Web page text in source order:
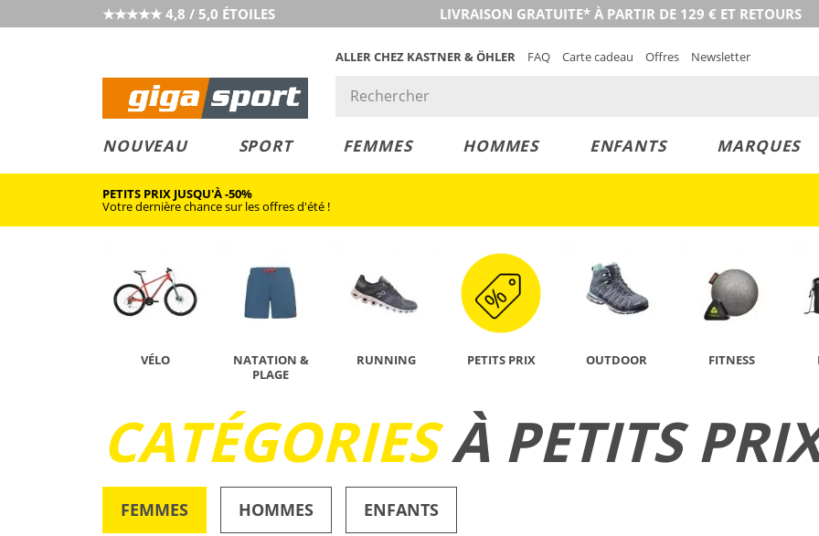
★★★★★ 4,8 / 5,0 ÉTOILES LIVRAISON GRATUITE* À PARTIR DE 129 € ET RETOURS
ALLER CHEZ KASTNER & ÖHLER FAQ Carte cadeau Offres Newsletter
NOUVEAU SPORT FEMMES HOMMES ENFANTS MARQUES
PETITS PRIX JUSQU'À -50%
Votre dernière chance sur les offres d'été !
VÉLO
NATATION &
PLAGE
RUNNING PETITS PRIX OUTDOOR FITNESS
CATÉGORIESÀ PETITS
FEMMES HOMMES ENFANTS